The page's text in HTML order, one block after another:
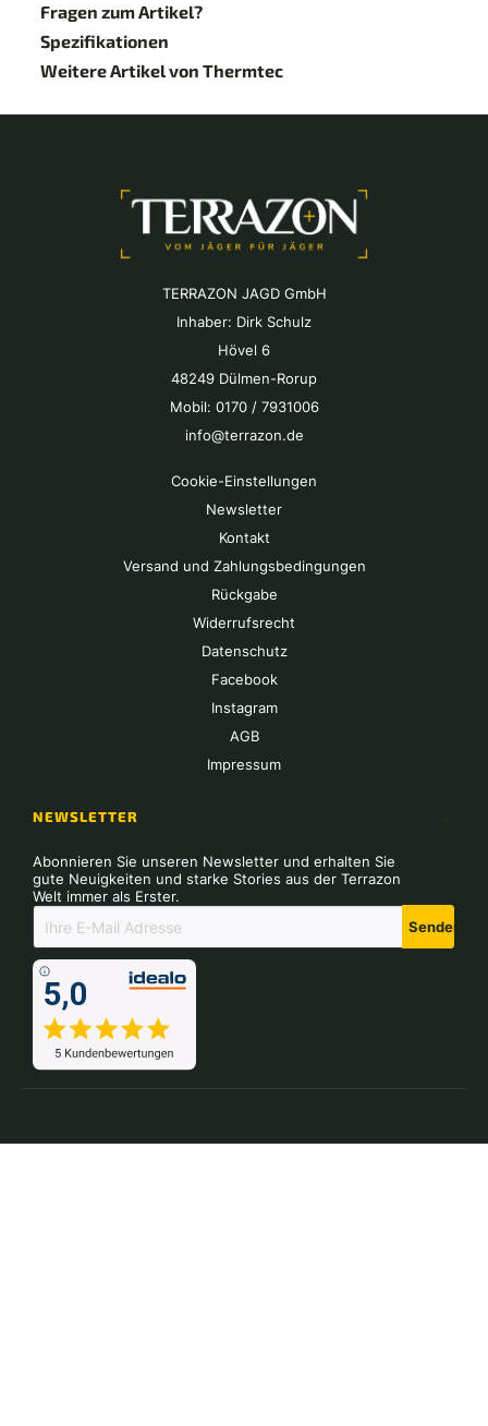
Fragen zum Artikel?
Spezifikationen
Weitere Artikel von Thermtec
TERRAZON JAGD GmbH
Inhaber: Dirk Schulz
Hövel 6
48249 Dülmen-Rorup
Mobil: 0170 / 7931006
info@terrazon.de
Cookie-Einstellungen
Newsletter
Kontakt
Versand und Zahlungsbedingungen
Rückgabe
Widerrufsrecht
Datenschutz
Facebook
Instagram
AGB
Impressum
NEWSLETTER
Abonnieren Sie unseren Newsletter und erhalten Sie
gute Neuigkeiten und starke Stories aus der Terrazon
Welt immer als Erster.
Senden